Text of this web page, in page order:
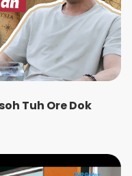
Tuh Ore Dok